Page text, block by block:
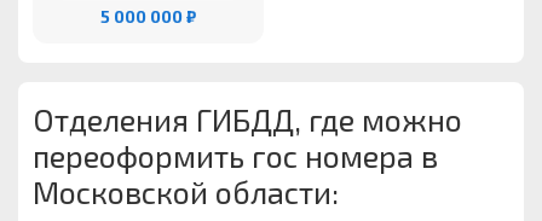
5 000 000 ₽
Отделения ГИБДД, где можно
переоформить гос номера в
Московской области: